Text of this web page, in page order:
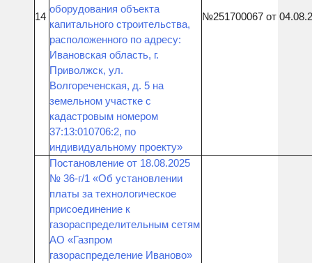
14
оборудования объекта
капитального строительства,
расположенного по адресу:
Ивановская область, г.
Приволжск, ул.
Волгореченская, д. 5 на
земельном участке с
кадастровым номером
37:13:010706:2, по
индивидуальному проекту»
№251700067 от
Постановление от 18.08.2025
№ 36-г/1 «Об установлении
платы за технологическое
присоединение к
газораспределительным сетям
АО «Газпром
газораспределение Иваново»